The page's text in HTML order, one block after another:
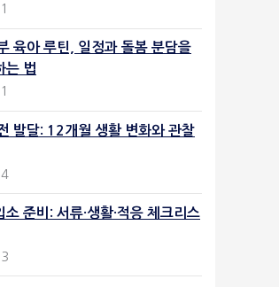
육아 루틴, 일정과 돌봄 분담을
는 법
발달: 12개월 생활 변화와 관찰
소 준비: 서류·생활·적응 체크리스